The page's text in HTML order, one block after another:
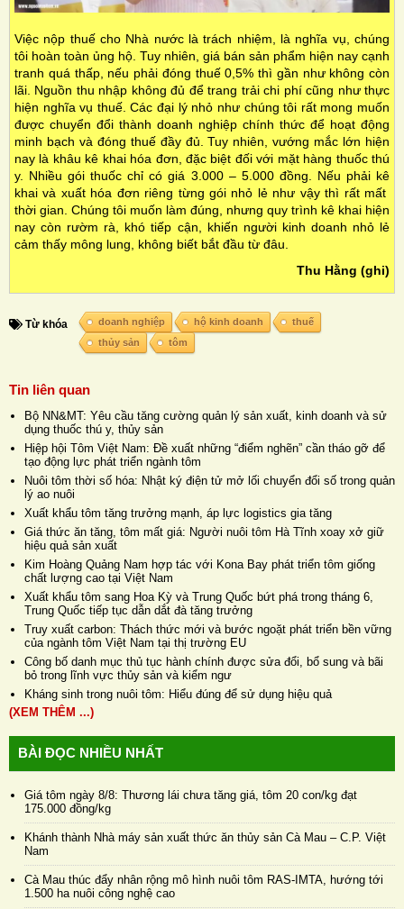
Việc nộp thuế cho Nhà nước là trách nhiệm, là nghĩa vụ, chúng
tôi hoàn toàn ủng hộ. Tuy nhiên, giá bán sản phẩm hiện nay cạnh
tranh quá thấp, nếu phải đóng thuế 0,5% thì gần như không còn
lãi. Nguồn thu nhập không đủ để trang trải chi phí cũng như thực
hiện nghĩa vụ thuế. Các đại lý nhỏ như chúng tôi rất mong muốn
được chuyển đổi thành doanh nghiệp chính thức để hoạt động
minh bạch và đóng thuế đầy đủ. Tuy nhiên, vướng mắc lớn hiện
nay là khâu kê khai hóa đơn, đặc biệt đối với mặt hàng thuốc thú
y. Nhiều gói thuốc chỉ có giá 3.000 – 5.000 đồng. Nếu phải kê
khai và xuất hóa đơn riêng từng gói nhỏ lẻ như vậy thì rất mất
thời gian. Chúng tôi muốn làm đúng, nhưng quy trình kê khai hiện
nay còn rườm rà, khó tiếp cận, khiến người kinh doanh nhỏ lẻ
cảm thấy mông lung, không biết bắt đầu từ đâu.
Thu Hằng (ghi)
Từ khóa doanh nghiệp hộ kinh doanh
thuế
thủy sản
tôm
Tin liên quan
Bộ NN&MT: Yêu cầu tăng cường quản lý sản xuất, kinh doanh và sử
dụng thuốc thú y, thủy sản
Hiệp hội Tôm Việt Nam: Đề xuất những “điểm nghẽn” cần tháo gỡ để
tạo động lực phát triển ngành tôm
Nuôi tôm thời số hóa: Nhật ký điện tử mở lối chuyển đổi số trong quản
lý ao nuôi
Xuất khẩu tôm tăng trưởng mạnh, áp lực logistics gia tăng
Giá thức ăn tăng, tôm mất giá: Người nuôi tôm Hà Tĩnh xoay xở giữ
hiệu quả sản xuất
Kim Hoàng Quảng Nam hợp tác với Kona Bay phát triển tôm giống
chất lượng cao tại Việt Nam
Xuất khẩu tôm sang Hoa Kỳ và Trung Quốc bứt phá trong tháng 6,
Trung Quốc tiếp tục dẫn dắt đà tăng trưởng
Truy xuất carbon: Thách thức mới và bước ngoặt phát triển bền vững
của ngành tôm Việt Nam tại thị trường EU
Công bố danh mục thủ tục hành chính được sửa đổi, bổ sung và bãi
bỏ trong lĩnh vực thủy sản và kiểm ngư
Kháng sinh trong nuôi tôm: Hiểu đúng để sử dụng hiệu quả
(XEM THÊM ...)
BÀI ĐỌC NHIỀU NHẤT
Giá tôm ngày 8/8: Thương lái chưa tăng giá, tôm 20 con/kg đạt
175.000 đồng/kg
Khánh thành Nhà máy sản xuất thức ăn thủy sản Cà Mau – C.P. Việt
Nam
Cà Mau thúc đẩy nhân rộng mô hình nuôi tôm RAS-IMTA, hướng tới
1.500 ha nuôi công nghệ cao